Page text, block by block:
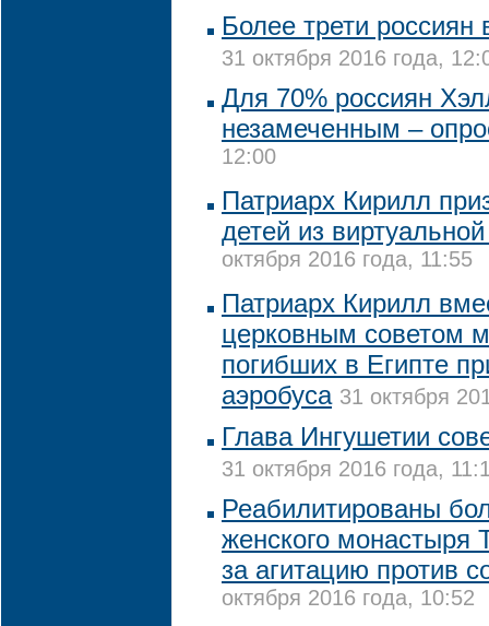
Более трети россиян
31 октября 2016 года,
Для 70% россиян
незамеченным –
12:00
Патриарх Кирилл
детей из
октября 2016 года, 11:55
Патриарх Кирилл
церковным советом
погибших в Египте
аэробуса 31 октября
Глава Ингушетии
31 октября 2016 года,
Реабилитированы
женского монастыря
за агитацию против
октября 2016 года, 10:52